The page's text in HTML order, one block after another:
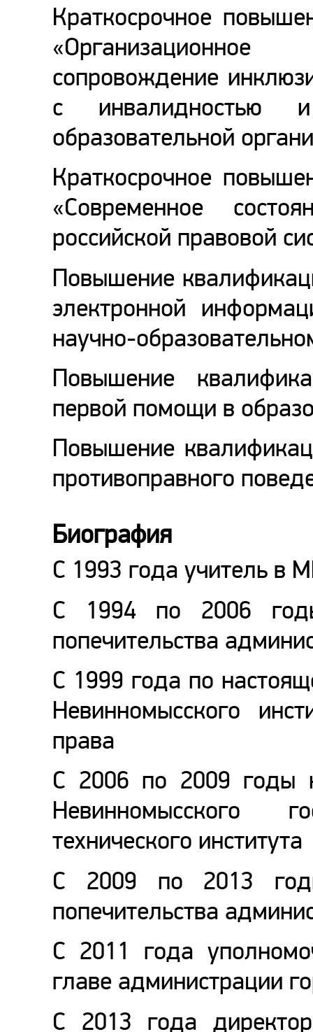
Краткосрочное
«Организационное
сопровождение
с инвалидностью
образовательной
Краткосрочное
«Современное
российской правовой
Повышение
электронной
научно-
Повышение
первой помощи в
Повышение
противоправного
Биография
С 1993 года учитель
С 1994 по 2006
попечительства
С 1999 года по
Невинномысского
права
С 2006 по 2009 годы
Невинномысского
технического института
С 2009 по 2013
попечительства
С 2011 года
главе администрации
С 2013 года